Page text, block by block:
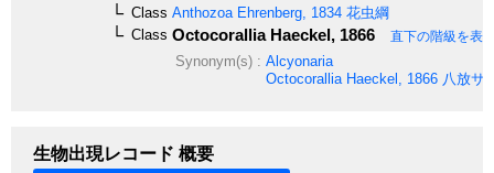
Class Anthozoa Ehrenberg, 1834 花虫綱
Class OctocoralliaHaeckel, 1866 直下の階級を表
Synonym(s) : Alcyonaria
OctocoralliaHaeckel, 1866八放サ
生物出現レコード 概要